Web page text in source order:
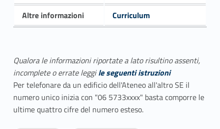
Altre informazioni
Curriculum
Qualora le informazioni riportate a lato risultino assenti,
incomplete o errate leggile seguenti istruzioni
Per telefonare da un edificio dell'Ateneo all'altro SE il
numero unico inizia con "06 5733xxxx" basta comporre le
ultime quattro cifre del numero esteso.